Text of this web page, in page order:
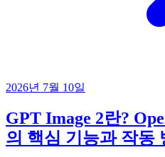
2026년 7월 10일
GPT Image 2란?
의 핵심 기능과 작동